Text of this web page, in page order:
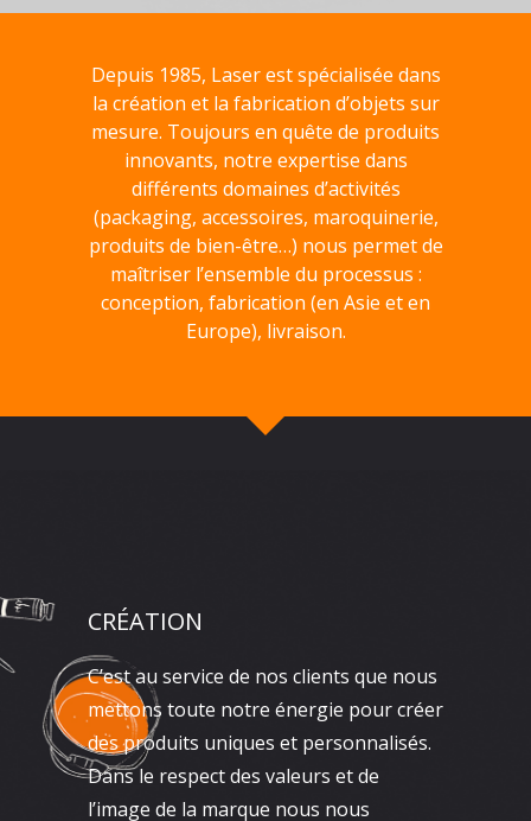
Depuis 1985, Laser est spécialisée dans
la création et la fabrication d’objets sur
mesure. Toujours en quête de produits
innovants, notre expertise dans
différents domaines d’activités
(packaging, accessoires, maroquinerie,
produits de bien-être…) nous permet de
maîtriser l’ensemble du processus :
conception, fabrication (en Asie et en
Europe), livraison.
CRÉATION
C’est au service de nos clients que nous
mettons toute notre énergie pour créer
des produits uniques et personnalisés.
Dans le respect des valeurs et de
l’image de la marque nous nous